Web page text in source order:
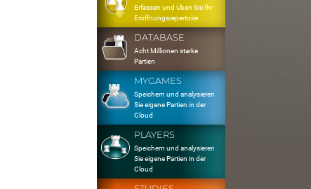
Erfassen und Üben Sie Ihr
Eröffnungsrepertoire
DATABASE
Acht Millionen starke
Partien
MYGAMES
Speichern und analysieren
Sie eigene Partien in der
Cloud
PLAYERS
Speichern und analysieren
Sie eigene Partien in der
Cloud